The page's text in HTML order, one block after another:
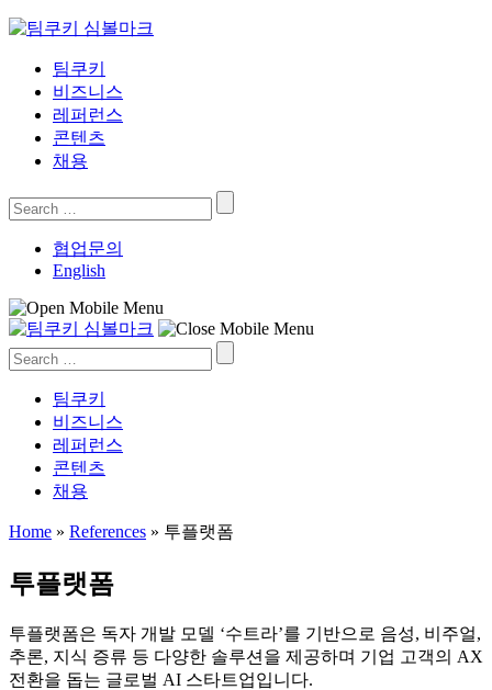
Skip
content팀쿠키
비즈니스
레퍼런스
콘텐츠
채용
Search
for:
협업문의
English
Search
for:
팀쿠키
비즈니스
레퍼런스
콘텐츠
채용
Home » References » 투플랫폼
투플랫폼
투플랫폼은 독자 개발 모델 ‘수트라’를 기반으로 음성, 비주얼,
추론, 지식 증류 등 다양한 솔루션을 제공하며 기업 고객의 AX
전환을 돕는 글로벌 AI 스타트업입니다.